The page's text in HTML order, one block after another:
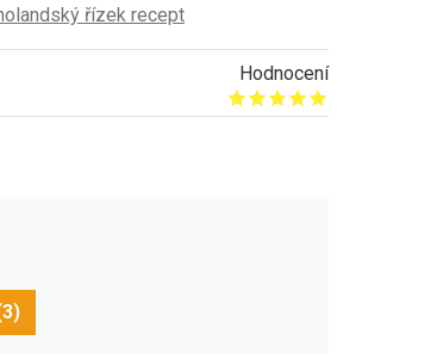
řízek recept
Hodnocení
Give it 1/5
Give it 2/5
Give it 3/5
Give it 4/5
Give it 5/5